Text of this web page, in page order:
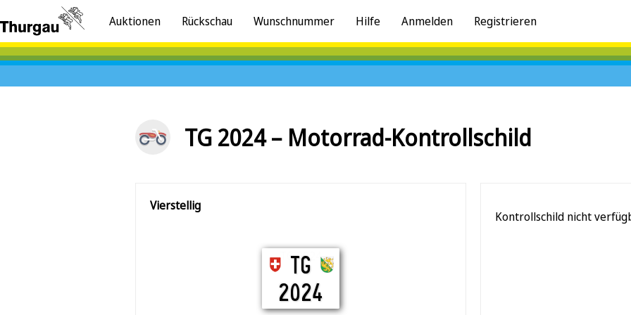
Auktionen Rückschau Wunschnummer Hilfe Anmelden Registrieren
TG 2024 – Motorrad-Kontrollschild
Vierstellig
TG
2024
TG 2024
Kontrollschild nicht